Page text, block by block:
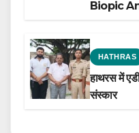
Biopic
HATHRAS
हाथरस में
संस्कार